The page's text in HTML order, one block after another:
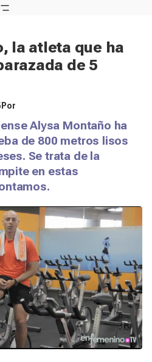
la atleta que ha
de 5
Por
Alysa Montaño ha
de 800 metros lisos
Se trata de la
en estas